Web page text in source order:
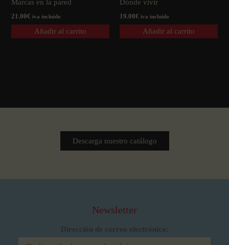
Marcas en la pared
21.00€ iva incluido
Añadir al carrito
Dónde vivir
19.00€ iva incluido
Añadir al carrito
Descarga nuestro catálogo
Newsletter
Dirección de correo electrónico: